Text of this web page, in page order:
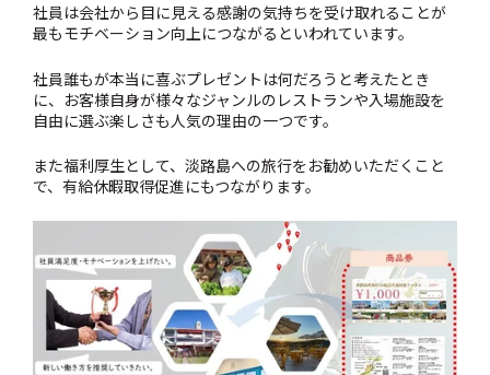
社員は会社から目に見える感謝の気持ちを受け取れることが
最もモチベーション向上につながるといわれています。
社員誰もが本当に喜ぶプレゼントは何だろうと考えたとき
に、お客様自身が様々なジャンルのレストランや入場施設を
自由に選ぶ楽しさも人気の理由の一つです。
また福利厚生として、淡路島への旅行をお勧めいただくこと
で、有給休暇取得促進にもつながります。